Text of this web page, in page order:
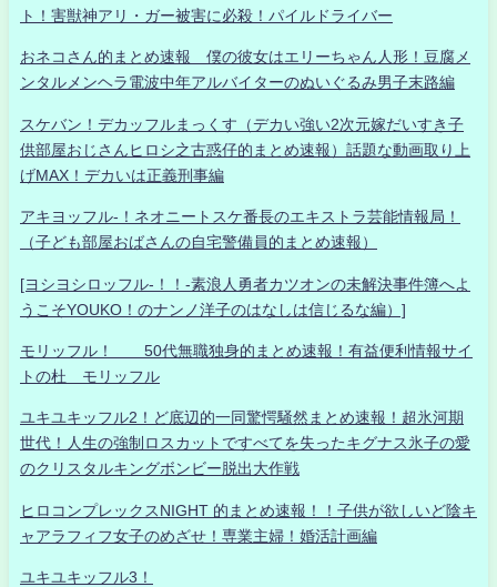
ト！害獣神アリ・ガー被害に必殺！パイルドライバー
おネコさん的まとめ速報 僕の彼女はエリーちゃん人形！豆腐メ
ンタルメンヘラ電波中年アルバイターのぬいぐるみ男子末路編
スケバン！デカッフルまっくす（デカい強い2次元嫁だいすき子
供部屋おじさんヒロシ之古惑仔的まとめ速報）話題な動画取り上
げMAX！デカいは正義刑事編
アキヨッフル-！ネオニートスケ番長のエキストラ芸能情報局！
（子ども部屋おばさんの自宅警備員的まとめ速報）
[ヨシヨシロッフル-！！-素浪人勇者カツオンの未解決事件簿へよ
うこそYOUKO！のナンノ洋子のはなしは信じるな編）]
モリッフル！ 50代無職独身的まとめ速報！有益便利情報サイ
トの杜 モリッフル
ユキユキッフル2！ど底辺的一同驚愕騒然まとめ速報！超氷河期
世代！人生の強制ロスカットですべてを失ったキグナス氷子の愛
のクリスタルキングボンビー脱出大作戦
ヒロコンプレックスNIGHT 的まとめ速報！！子供が欲しいど陰キ
ャアラフィフ女子のめざせ！専業主婦！婚活計画編
ユキユキッフル3！